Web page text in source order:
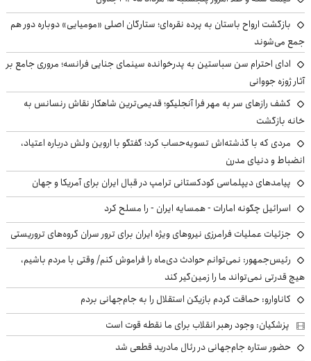
بازگشت ارواح باستان به پرده نقره‌ای؛ ستارگان اصلی «مومیایی» دوباره دور هم
جمع می‌شوند
ادای احترام سن سباستین به پدرخوانده سینمای جنایی فرانسه؛ مروری جامع بر
آثار ژوزه جووانی
کشف رازهای سر به مهر فرا آنجلیکو؛ قدیمی‌ترین شاهکار نقاش رنسانس به
خانه بازگشت
مردی که با گذشته‌اش تسویه‌حساب کرد؛ گفتگو با اروین ولش درباره اعتیاد،
انضباط و دنیای مدرن
پیامدهای دیپلماسی کودکستانی ترامپ در قبال ایران برای آمریکا و جهان
اسرائیل چگونه امارات - همسایه ایران - را مسلح کرد
جزئیات عملیات فرامرزی نیروهای ویژه ایران برای ترور سران گروه‌های تروریستی
رئیس‌جمهور: نمی‌توانم حوادث دی‌ماه را فراموش کنم/ وقتی با مردم باشیم،
هیچ قدرتی نمی‌تواند ما را زمین‌گیر کند
کاناوارو: حماقت کردم بازیکن استقلال را به جام‌جهانی بردم
پزشکیان: وجود رهبر انقلاب برای ما نقطه قوت است
حضور ستاره جام‌جهانی در رئال مادرید قطعی شد